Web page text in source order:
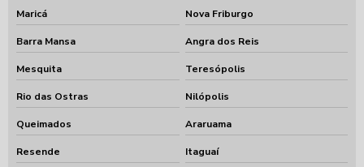
Maricá Nova Friburgo
Barra Mansa Angra dos Reis
Mesquita Teresópolis
Rio das Ostras Nilópolis
Queimados Araruama
Resende Itaguaí